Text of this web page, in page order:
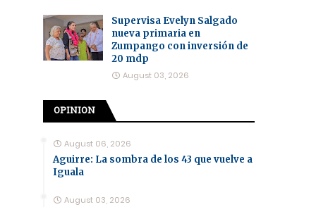
Supervisa Evelyn Salgado
nueva primaria en
Zumpango con inversión de
20 mdp
August 03, 2026
OPINION
August 06, 2026
Aguirre: La sombra de los 43 que vuelve a
Iguala
August 03, 2026